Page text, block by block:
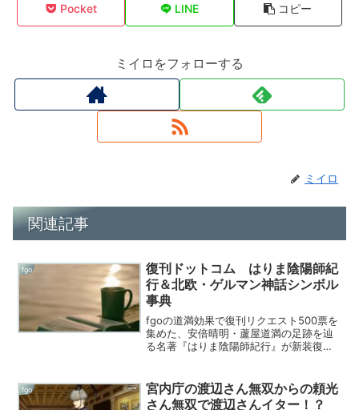
Pocket LINE コピー
ミイロをフォローする
ミイロ
関連記事
fgo
復刊ドットコム はりま陰陽師紀
行＆北欧・ゲルマン神話シンボル
事典
fgoの道満効果で復刊リクエスト500票を
集めた、安倍晴明・蘆屋道満の足跡を辿
る名著『はりま陰陽師紀行』が新装復
マン神話シンボル事典』。復刊ドットコ
ムは全国一律送料38...
fgo
宮内庁の渡辺さん無双からの頼光
さん無双で渡辺さんイター！？